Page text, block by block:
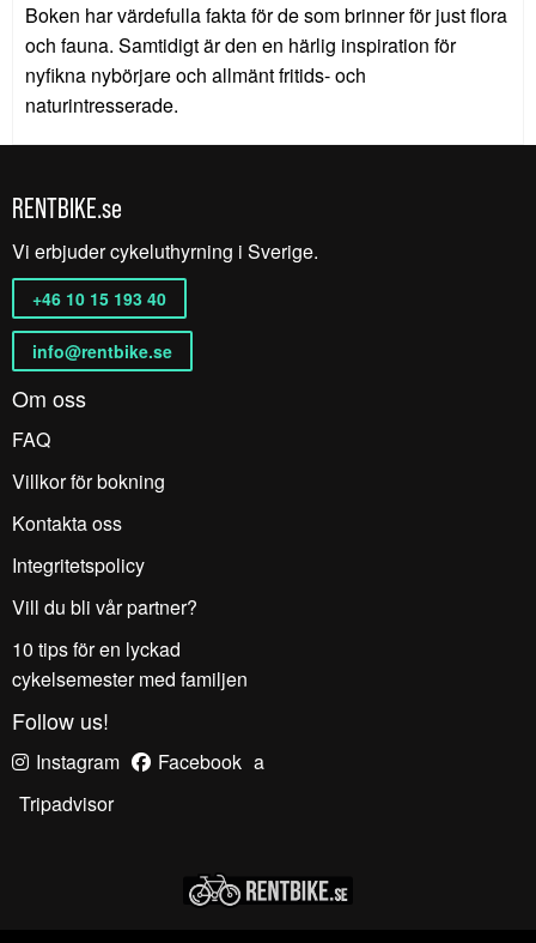
Boken har värdefulla fakta för de som brinner för just flora
och fauna. Samtidigt är den en härlig inspiration för
nyfikna nybörjare och allmänt fritids- och
naturintresserade.
RENTBIKE.se
Vi erbjuder cykeluthyrning i Sverige.
+46 10 15 193 40
info@rentbike.se
Om oss
FAQ
Villkor för bokning
Kontakta oss
Integritetspolicy
Vill du bli vår partner?
10 tips för en lyckad
cykelsemester med familjen
Follow us!
Instagram Facebook a
Tripadvisor